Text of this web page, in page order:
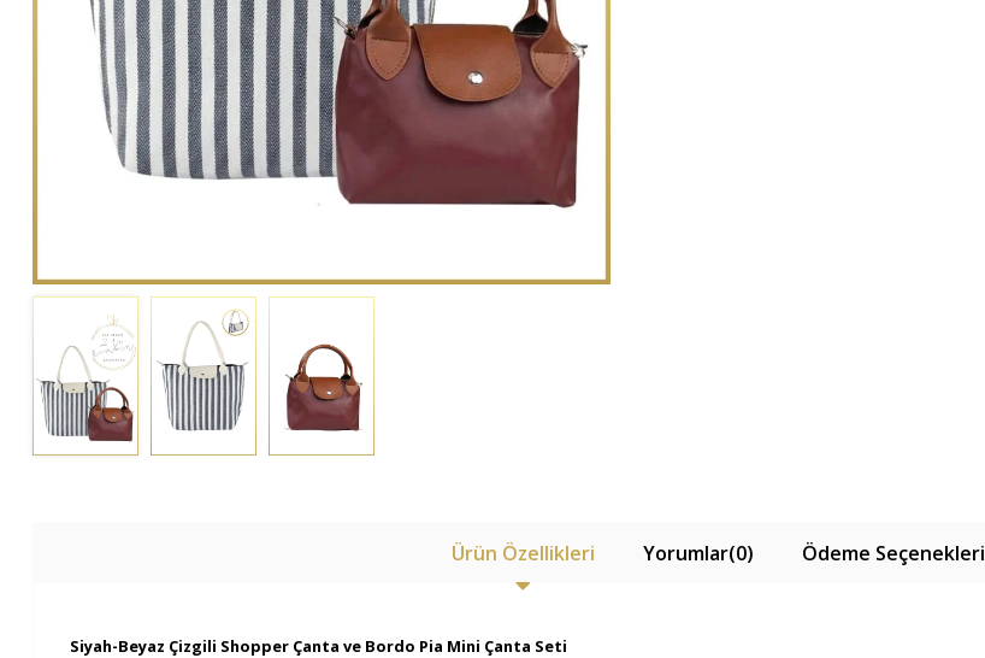
Ürün Özellikleri Yorumlar(0) Ödeme Seçenekleri
Siyah-Beyaz Çizgili Shopper Çanta ve Bordo Pia Mini Çanta Seti